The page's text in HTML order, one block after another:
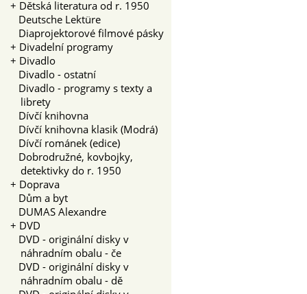
+ Dětská literatura od r. 1950
Deutsche Lektüre
Diaprojektorové filmové pásky
+ Divadelní programy
+ Divadlo
Divadlo - ostatní
Divadlo - programy s texty a
librety
Dívčí knihovna
Dívčí knihovna klasik (Modrá)
Dívčí románek (edice)
Dobrodružné, kovbojky,
detektivky do r. 1950
+ Doprava
Dům a byt
DUMAS Alexandre
+ DVD
DVD - originální disky v
náhradním obalu - če
DVD - originální disky v
náhradním obalu - dě